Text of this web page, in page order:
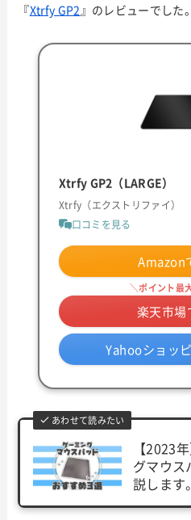
『Xtrfy GP2』のレビューでした。
Xtrfy GP2（LARGE）
Xtrfy（エクストリファイ）
口コミを見る
Amazon
＼ポイント最
楽天市場
Yahooショッ
あわせて読みたい
【2023
グマウス
説します。